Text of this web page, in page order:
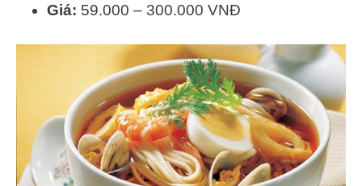
Giá: 59.000 – 300.000 VNĐ